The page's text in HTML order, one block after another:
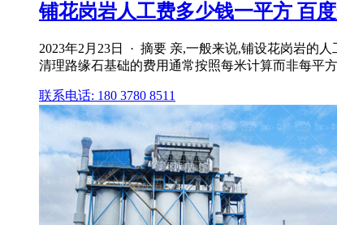
铺花岗岩人工费多少钱一平方 百
2023年2月23日 · 摘要 亲,一般来说,铺设花岗岩的
清理路缘石基础的费用通常按照每米计算而非每平
联系电话: 180 3780 8511